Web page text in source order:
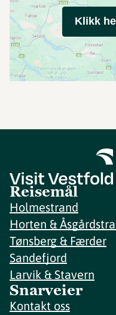
Klikk
Reisemål
Holmestrand
Horten &
Tønsberg & Færder
Sandefjord
Larvik & Stavern
Snarveier
Kontakt oss